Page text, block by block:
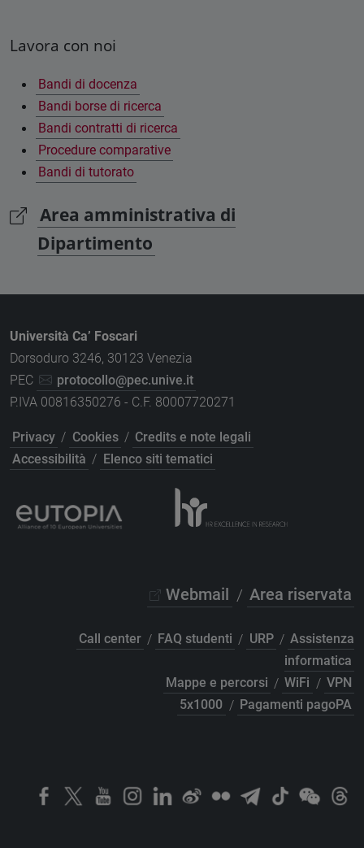
Lavora con noi
Bandi di docenza
Bandi borse di ricerca
Bandi contratti di ricerca
Procedure comparative
Bandi di tutorato
Area amministrativa di
Dipartimento
Università Ca’ Foscari
Dorsoduro 3246, 30123 Venezia
PEC
protocollo@pec.unive.it
P.IVA 00816350276 - C.F. 80007720271
Privacy / Cookies / Credits e note legali
Accessibilità / Elenco siti tematici
Webmail / Area riservata
Call center / FAQ studenti / URP / Assistenza
informatica
Mappe e percorsi / WiFi / VPN
5x1000 / Pagamenti pagoPA